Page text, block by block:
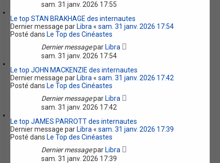
sam. 31 janv. 2026 17:55
Le top STAN BRAKHAGE des internautes
Dernier message par Libra «sam. 31 janv. 2026 17:54
Posté dans Le Top des Cinéastes
Dernier messagepar Libra
sam. 31 janv. 2026 17:54
Le top JOHN MACKENZIE des internautes
Dernier message par Libra «sam. 31 janv. 2026 17:42
Posté dans Le Top des Cinéastes
Dernier messagepar Libra
sam. 31 janv. 2026 17:42
Le top JAMES PARROTT des internautes
Dernier message par Libra «sam. 31 janv. 2026 17:39
Posté dans Le Top des Cinéastes
Dernier messagepar Libra
sam. 31 janv. 2026 17:39